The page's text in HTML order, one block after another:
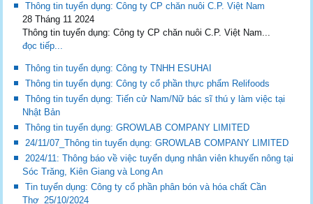
Thông tin tuyển dụng: Công ty CP chăn nuôi C.P. Việt Nam
28 Tháng 11 2024
Thông tin tuyển dụng: Công ty CP chăn nuôi C.P. Việt Nam...
đọc tiếp...
Thông tin tuyển dụng: Công ty TNHH ESUHAI
Thông tin tuyển dụng: Công ty cổ phần thực phẩm Relifoods
Thông tin tuyển dụng: Tiến cử Nam/Nữ bác sĩ thú y làm việc tại
Nhật Bản
Thông tin tuyển dụng: GROWLAB COMPANY LIMITED
24/11/07_Thông tin tuyển dụng: GROWLAB COMPANY LIMITED
2024/11: Thông báo về việc tuyển dụng nhân viên khuyến nông tại
Sóc Trăng, Kiên Giang và Long An
Tin tuyển dụng: Công ty cổ phần phân bón và hóa chất Cần
Thơ_25/10/2024